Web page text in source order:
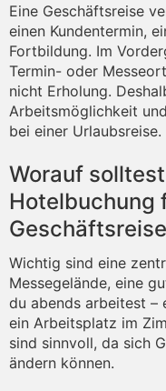
Eine Geschäftsreise
einen Kundentermin,
Fortbildung. Im
Termin- oder
nicht Erholung.
Arbeitsmöglichkeit
bei einer Urlaubsreise.
Worauf
Hotelbuchung
Wichtig sind eine
Messegelände, eine
du abends arbeitest –
ein Arbeitsplatz im
sind sinnvoll, da sich
ändern können.